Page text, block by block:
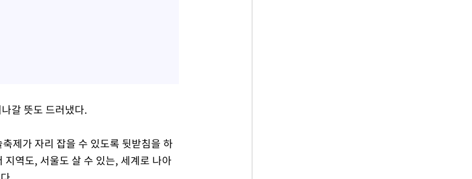
갈 뜻도 드러냈다.
제가 자리 잡을 수 있도록 뒷받침을 하
역도, 서울도 살 수 있는, 세계로 나아